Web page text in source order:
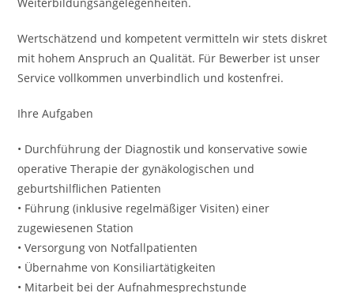
Wertschätzend und kompetent vermitteln wir stets diskret
mit hohem Anspruch an Qualität. Für Bewerber ist unser
Service vollkommen unverbindlich und kostenfrei.
Ihre Aufgaben
• Durchführung der Diagnostik und konservative sowie
operative Therapie der gynäkologischen und
geburtshilflichen Patienten
• Führung (inklusive regelmäßiger Visiten) einer
zugewiesenen Station
• Versorgung von Notfallpatienten
• Übernahme von Konsiliartätigkeiten
• Mitarbeit bei der Aufnahmesprechstunde